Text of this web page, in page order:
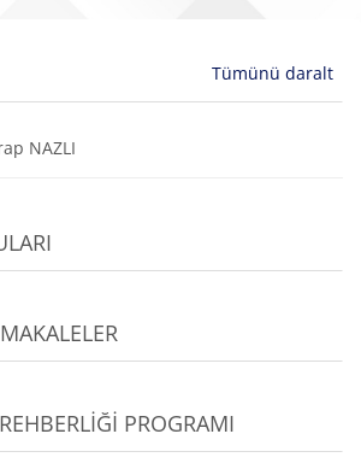
Tümünü daralt
NAZLI
PROGRAMI